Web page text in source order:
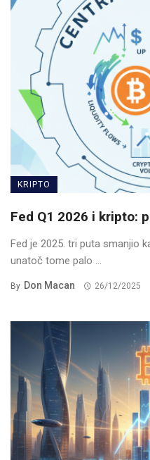
KRIPTO
Fed Q1 2026 i kripto:
Fed je 2025. tri puta smanjio
unatoč tome palo ...
By Don Macan 26/12/2025